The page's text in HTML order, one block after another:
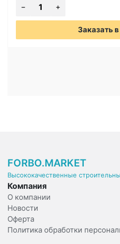
Заказать
FORBO.MARKET
Высококачественные
Компания
О компании
Новости
Оферта
Политика обработки